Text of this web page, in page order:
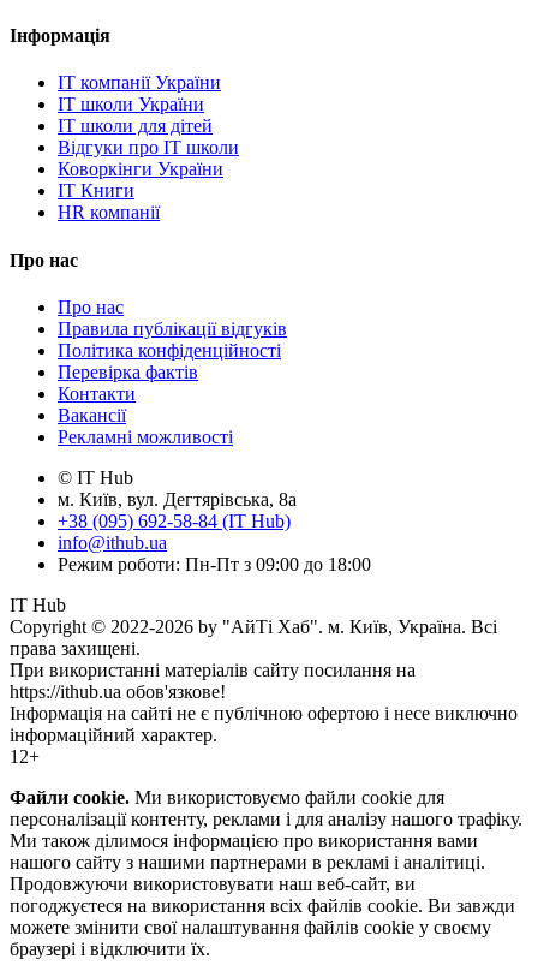
Інформація
IT компанії України
IT школи України
IT школи для дітей
Відгуки про IT школи
Коворкінги України
IT Книги
HR компанії
Про нас
Про нас
Правила публікації відгуків
Політика конфіденційності
Перевірка фактів
Контакти
Вакансії
Рекламні можливості
© IT Hub
м. Київ, вул. Дегтярівська, 8а
+38 (095) 692-58-84 (IT Hub)
info@ithub.ua
Режим роботи: Пн-Пт з 09:00 до 18:00
IT Hub
Copyright © 2022-2026 by "АйТі Хаб". м. Київ, Україна. Всі
права захищені.
При використанні матеріалів сайту посилання на
https://ithub.ua обов'язкове!
Інформація на сайті не є публічною офертою і несе виключно
інформаційний характер.
12+
Файли cookie. Ми використовуємо файли cookie для
персоналізації контенту, реклами і для аналізу нашого трафіку.
Ми також ділимося інформацією про використання вами
нашого сайту з нашими партнерами в рекламі і аналітиці.
Продовжуючи використовувати наш веб-сайт, ви
погоджуєтеся на використання всіх файлів cookie. Ви завжди
можете змінити свої налаштування файлів cookie у своєму
браузері і відключити їх.